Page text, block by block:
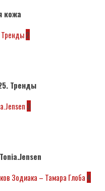
кожа
2
Тренды
3
Зодиака – Тамара Глоба4